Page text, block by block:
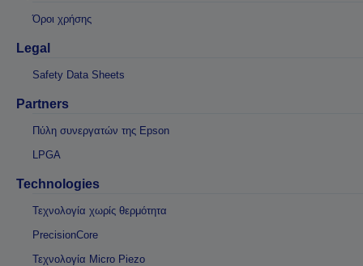
Όροι χρήσης
Legal
Safety Data Sheets
Partners
Πύλη συνεργατών της Epson
LPGA
Technologies
Τεχνολογία χωρίς θερμότητα
PrecisionCore
Τεχνολογία Micro Piezo